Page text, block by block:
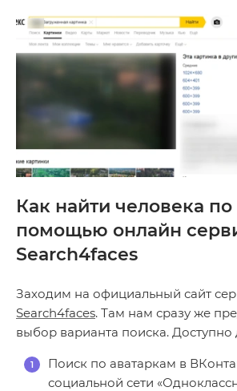
Как найти человека по
помощью онлайн
Search4faces
Заходим на официальный сайт
Search4faces. Там нам сразу же
выбор варианта поиска. Доступно
Поиск по аватаркам в
социальной сети